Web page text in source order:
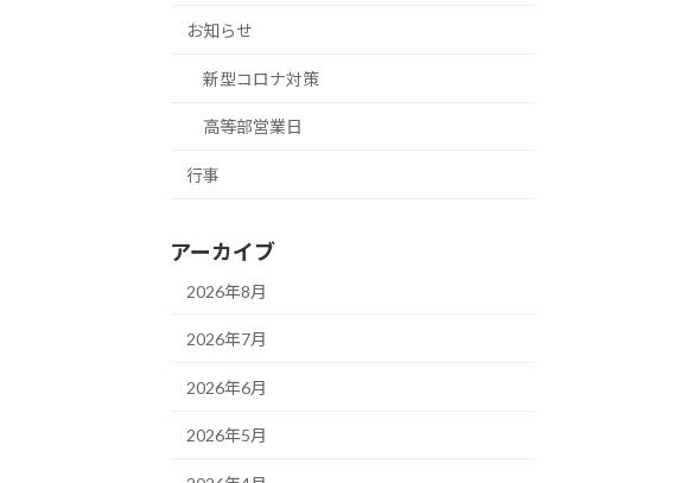
お知らせ
新型コロナ対策
高等部営業日
行事
アーカイブ
2026年8月
2026年7月
2026年6月
2026年5月